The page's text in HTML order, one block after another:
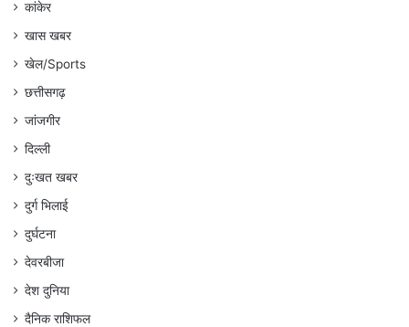
कांकेर
खास खबर
खेल/Sports
छत्तीसगढ़
जांजगीर
दिल्ली
दुःखत खबर
दुर्ग भिलाई
दुर्घटना
देवरबीजा
देश दुनिया
दैनिक राशिफल